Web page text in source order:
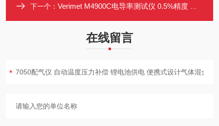
下一个： Verimet M4900C电导率测试仪 0.5%精度 便携式 涡流检测
在线留言